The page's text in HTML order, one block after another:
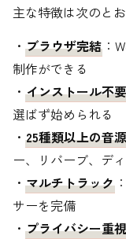
主な特徴は次のとお
・ ブラウザ完結 ：
制作ができる
・ インストール不要
選ばず始められる
・ 25種類以上の音
ー、リバーブ、デ
・ マルチトラック
サーを完備
・ プライバシー重視